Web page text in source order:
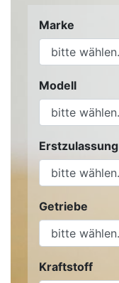
Marke
Modell
Erstzulassung
Getriebe
Kraftstoff